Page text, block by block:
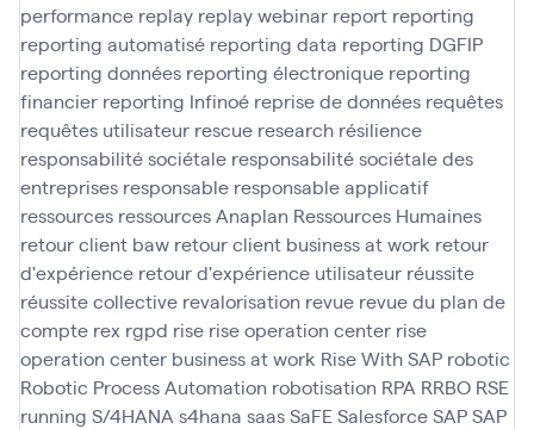
performance replay replay webinar report reporting
reporting automatisé reporting data reporting DGFIP
reporting données reporting électronique reporting
financier reporting Infinoé reprise de données requêtes
requêtes utilisateur rescue research résilience
responsabilité sociétale responsabilité sociétale des
entreprises responsable responsable applicatif
ressources ressources Anaplan Ressources Humaines
retour client baw retour client business at work retour
d'expérience retour d'expérience utilisateur réussite
réussite collective revalorisation revue revue du plan de
compte rex rgpd rise rise operation center rise
operation center business at work Rise With SAP robotic
Robotic Process Automation robotisation RPA RRBO RSE
running S/4HANA s4hana saasSaFESalesforceSAPSAP